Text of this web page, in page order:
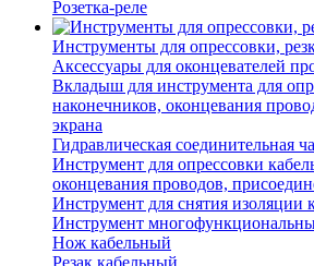
Розетка-реле
Инструменты для опрессовки,
Аксессуары для оконцевателей
Вкладыш для инструмента для
наконечников, оконцевания
экрана
Гидравлическая соединительная
Инструмент для опрессовки
оконцевания проводов,
Инструмент для снятия изоляции
Инструмент
Нож кабельный
Резак кабельный